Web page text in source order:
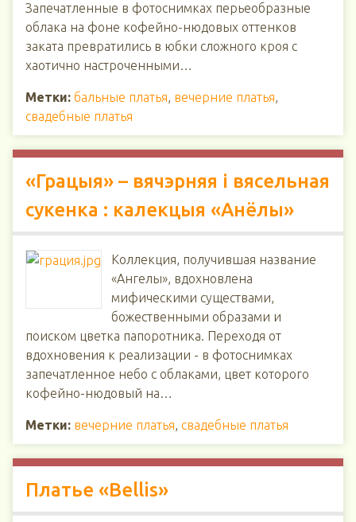
Запечатленные в фотоснимках перьеобразные
облака на фоне кофейно-нюдовых оттенков
заката превратились в юбки сложного кроя с
хаотично настроченными…
Метки: бальные платья, вечерние платья,
свадебные платья
«Грацыя» – вячэрняя і вясельная
сукенка : калекцыя «Анёлы»
Коллекция, получившая название
«Ангелы», вдохновлена
мифическими существами,
божественными образами и
поиском цветка папоротника. Переходя от
вдохновения к реализации - в фотоснимках
запечатленное небо с облаками, цвет которого
кофейно-нюдовый на…
Метки: вечерние платья, свадебные платья
Платье «Bellis»